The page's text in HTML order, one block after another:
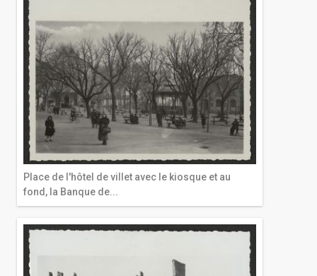
Place de l'hôtel de villet avec le kiosque et au
fond, la Banque de...